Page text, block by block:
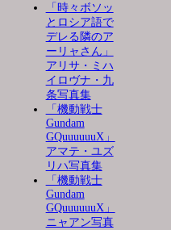
「時々ボソッ
とロシア語で
デレる隣のア
ーリャさん」
アリサ・ミハ
イロヴナ・九
条写真集
「機動戦士
Gundam
GQuuuuuuX」
アマテ・ユズ
リハ写真集
「機動戦士
Gundam
GQuuuuuuX」
ニャアン写真